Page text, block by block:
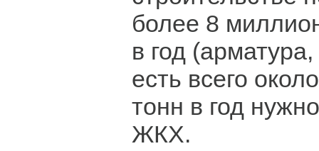
более 8
в год
есть всего
тонн в год
ЖКХ.